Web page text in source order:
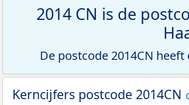
2014 CN is de
De postcode 2014CN
Kerncijfers postcode 2014CN